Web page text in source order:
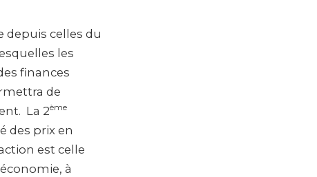
depuis celles du
les
finances
de
La 2ème
des prix en
est celle
à